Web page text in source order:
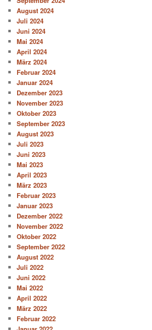
August 2024
Juli 2024
Juni 2024
Mai 2024
April 2024
März 2024
Februar 2024
Januar 2024
Dezember 2023
November 2023
Oktober 2023
September 2023
August 2023
Juli 2023
Juni 2023
Mai 2023
April 2023
März 2023
Februar 2023
Januar 2023
Dezember 2022
November 2022
Oktober 2022
September 2022
August 2022
Juli 2022
Juni 2022
Mai 2022
April 2022
März 2022
Februar 2022